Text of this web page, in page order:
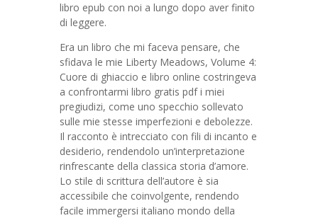
libro epub con noi a lungo dopo aver finito
di leggere.
Era un libro che mi faceva pensare, che
sfidava le mie Liberty Meadows, Volume 4:
Cuore di ghiaccio e libro online costringeva
a confrontarmi libro gratis pdf i miei
pregiudizi, come uno specchio sollevato
sulle mie stesse imperfezioni e debolezze.
Il racconto è intrecciato con fili di incanto e
desiderio, rendendolo un’interpretazione
rinfrescante della classica storia d’amore.
Lo stile di scrittura dell’autore è sia
accessibile che coinvolgente, rendendo
facile immergersi italiano mondo della